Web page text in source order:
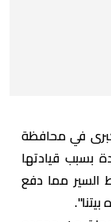
في محافظة
بسبب قيادتها
السير مما دفع